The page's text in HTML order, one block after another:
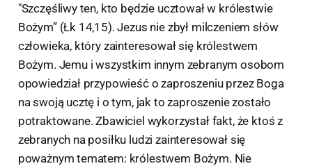
"Szczęśliwy ten, kto będzie ucztował w królestwie
Bożym” (Łk 14,15). Jezus nie zbył milczeniem słów
człowieka, który zainteresował się królestwem
Bożym. Jemu i wszystkim innym zebranym osobom
opowiedział przypowieść o zaproszeniu przez Boga
na swoją ucztę i o tym, jak to zaproszenie zostało
potraktowane. Zbawiciel wykorzystał fakt, że ktoś z
zebranych na posiłku ludzi zainteresował się
poważnym tematem: królestwem Bożym. Nie